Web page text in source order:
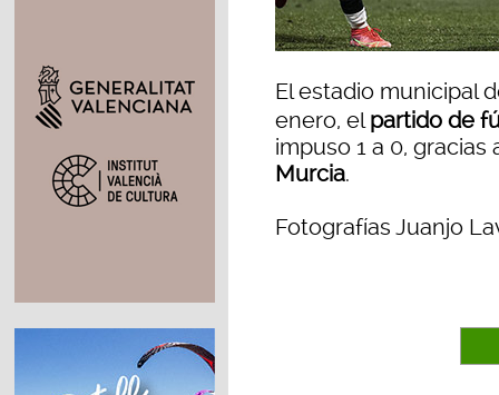
El estadio municipal
enero, elpartido de
impuso 1 a 0,
Murcia.
Fotografías Juanjo